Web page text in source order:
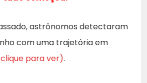
astrônomos detectaram
com uma trajetória em
para ver).